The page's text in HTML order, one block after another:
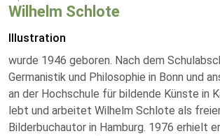
Wilhelm Schlote
Illustration
wurde 1946 geboren. Nach dem
Germanistik und Philosophie in Bonn und
an der Hochschule für bildende Künste in
lebt und arbeitet Wilhelm Schlote als
Bilderbuchautor in Hamburg. 1976 erhielt